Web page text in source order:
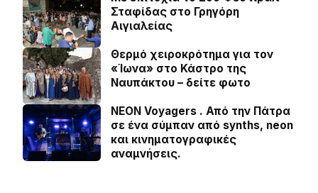
Σταφίδας στο Γρηγόρη
Aιγιαλείας
Θερμό χειροκρότημα για τον
«Ίωνα» στο Κάστρο της
Ναυπάκτου – δείτε φωτο
NEON Voyagers . Από την Πάτρα
σε ένα σύμπαν από synths, neon
και κινηματογραφικές
αναμνήσεις.